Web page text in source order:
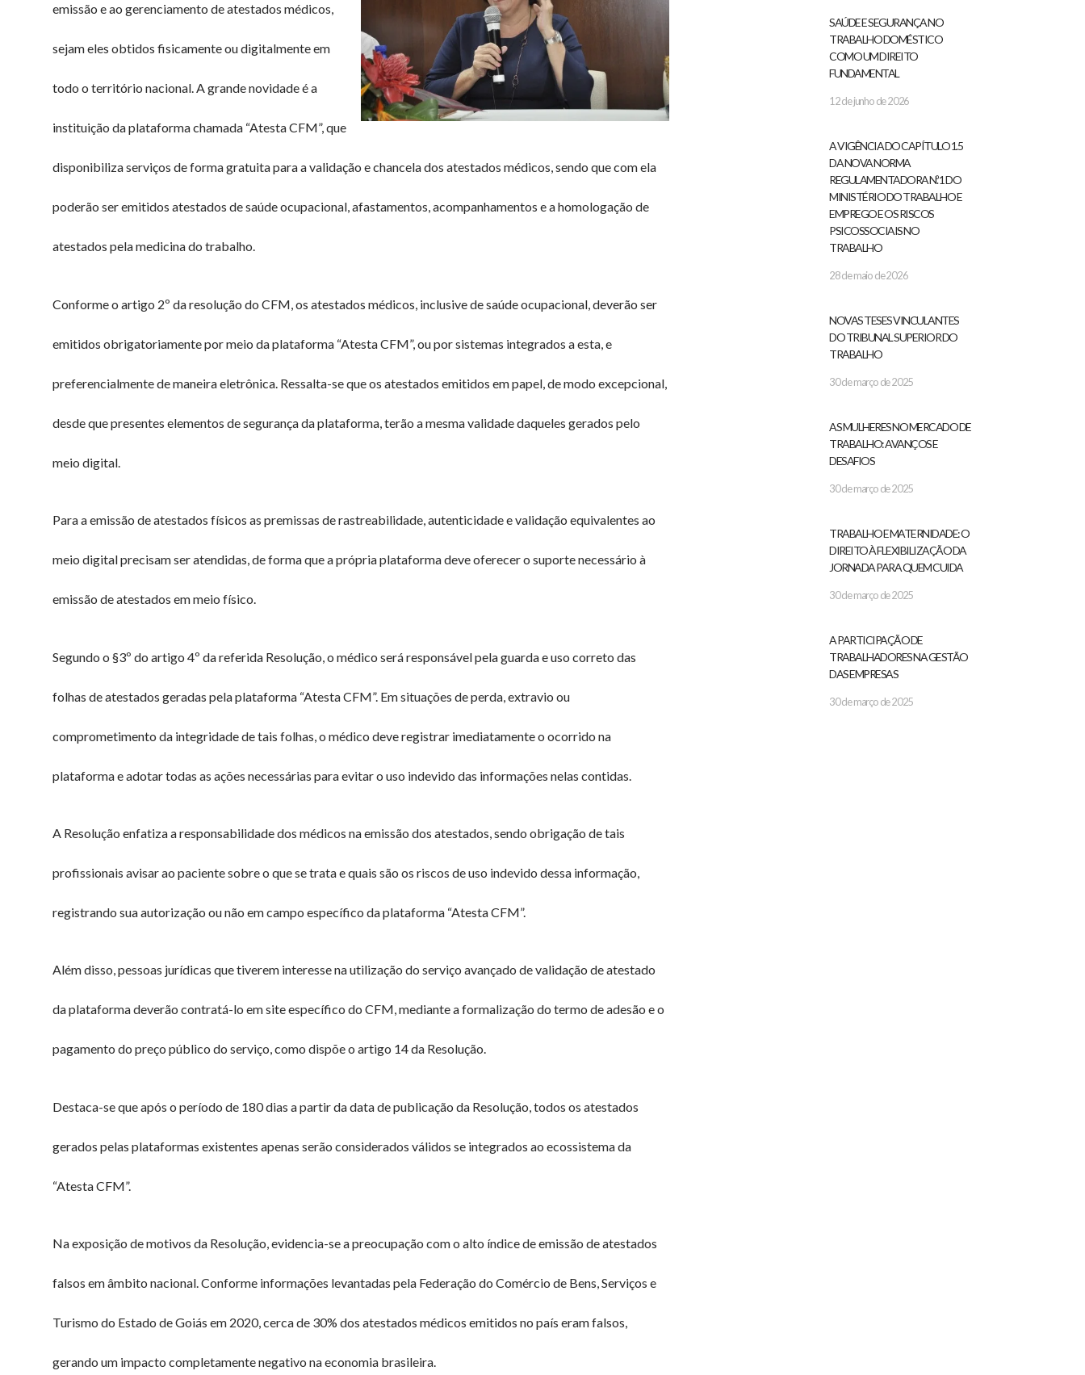
emissão e ao gerenciamento de atestados médicos,
sejam eles obtidos fisicamente ou digitalmente em
todo o território nacional. A grande novidade é a
instituição da plataforma chamada “Atesta CFM”, que
disponibiliza serviços de forma gratuita para a validação e chancela dos atestados médicos, sendo que com ela
poderão ser emitidos atestados de saúde ocupacional, afastamentos, acompanhamentos e a homologação de
atestados pela medicina do trabalho.
Conforme o artigo 2º da resolução do CFM, os atestados médicos, inclusive de saúde ocupacional, deverão ser
emitidos obrigatoriamente por meio da plataforma “Atesta CFM”, ou por sistemas integrados a esta, e
preferencialmente de maneira eletrônica. Ressalta-se que os atestados emitidos em papel, de modo excepcional,
desde que presentes elementos de segurança da plataforma, terão a mesma validade daqueles gerados pelo
meio digital.
Para a emissão de atestados físicos as premissas de rastreabilidade, autenticidade e validação equivalentes ao
meio digital precisam ser atendidas, de forma que a própria plataforma deve oferecer o suporte necessário à
emissão de atestados em meio físico.
Segundo o §3º do artigo 4º da referida Resolução, o médico será responsável pela guarda e uso correto das
folhas de atestados geradas pela plataforma “Atesta CFM”. Em situações de perda, extravio ou
comprometimento da integridade de tais folhas, o médico deve registrar imediatamente o ocorrido na
plataforma e adotar todas as ações necessárias para evitar o uso indevido das informações nelas contidas.
A Resolução enfatiza a responsabilidade dos médicos na emissão dos atestados, sendo obrigação de tais
profissionais avisar ao paciente sobre o que se trata e quais são os riscos de uso indevido dessa informação,
registrando sua autorização ou não em campo específico da plataforma “Atesta CFM”.
Além disso, pessoas jurídicas que tiverem interesse na utilização do serviço avançado de validação de atestado
da plataforma deverão contratá-lo em site específico do CFM, mediante a formalização do termo de adesão e o
pagamento do preço público do serviço, como dispõe o artigo 14 da Resolução.
Destaca-se que após o período de 180 dias a partir da data de publicação da Resolução, todos os atestados
gerados pelas plataformas existentes apenas serão considerados válidos se integrados ao ecossistema da
“Atesta CFM”.
Na exposição de motivos da Resolução, evidencia-se a preocupação com o alto índice de emissão de atestados
falsos em âmbito nacional. Conforme informações levantadas pela Federação do Comércio de Bens, Serviços e
Turismo do Estado de Goiás em 2020, cerca de 30% dos atestados médicos emitidos no país eram falsos,
gerando um impacto completamente negativo na economia brasileira.
SAÚDE E SEGURANÇA NO
TRABALHO DOMÉSTICO
COMO UM DIREITO
FUNDAMENTAL
12 de junho de 2026
A VIGÊNCIA DO CAPÍTULO 1.5
DA NOVA NORMA
REGULAMENTADORA N.º 1 DO
MINISTÉRIO DO TRABALHO E
EMPREGO E OS RISCOS
PSICOSSOCIAIS NO
TRABALHO
28 de maio de 2026
NOVAS TESES VINCULANTES
DO TRIBUNAL SUPERIOR DO
TRABALHO
30 de março de 2025
AS MULHERES NO MERCADO DE
TRABALHO: AVANÇOS E
DESAFIOS
30 de março de 2025
TRABALHO E MATERNIDADE: O
DIREITO À FLEXIBILIZAÇÃO DA
JORNADA PARA QUEM CUIDA
30 de março de 2025
A PARTICIPAÇÃO DE
TRABALHADORES NA GESTÃO
DAS EMPRESAS
30 de março de 2025